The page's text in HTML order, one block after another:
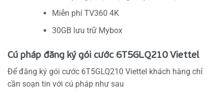
Miễn phí TV360 4K
30GB lưu trữ Mybox
Cú pháp đăng ký gói cước 6T5GLQ210 Viettel
Để đăng ký gói cước 6T5GLQ210 Viettel khách hàng chỉ
cần soạn tin với cú pháp như sau